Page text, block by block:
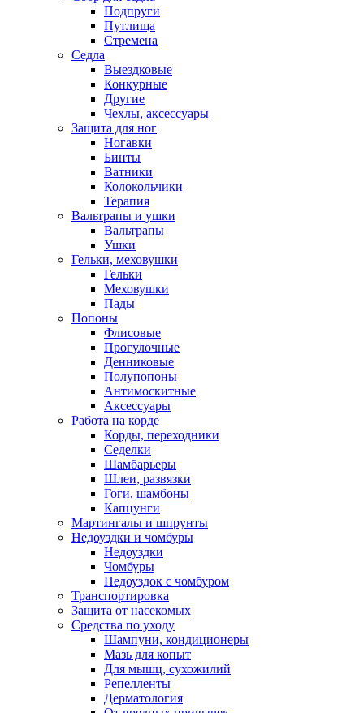
Подпруги
Путлища
Стремена
Седла
Выездковые
Конкурные
Другие
Чехлы, аксессуары
Защита для ног
Ногавки
Бинты
Ватники
Колокольчики
Терапия
Вальтрапы и ушки
Вальтрапы
Ушки
Гельки, меховушки
Гельки
Меховушки
Пады
Попоны
Флисовые
Прогулочные
Денниковые
Полупопоны
Антимоскитные
Аксессуары
Работа на корде
Корды, переходники
Седелки
Шамбарьеры
Шлеи, развязки
Гоги, шамбоны
Капцунги
Мартингалы и шпрунты
Недоуздки и чомбуры
Недоуздки
Чомбуры
Недоуздок с чомбуром
Транспортировка
Защита от насекомых
Средства по уходу
Шампуни, кондиционеры
Мазь для копыт
Для мышц, сухожилий
Репелленты
Дерматология